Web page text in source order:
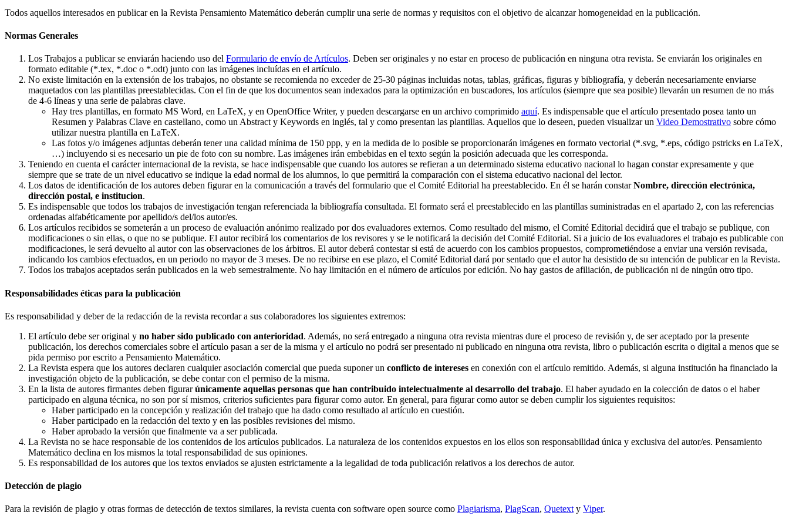
Todos aquellos interesados en publicar en la Revista Pensamiento Matemático deberán cumplir una serie de normas y requisitos con el objetivo de alcanzar homogeneidad en la publicación.
Normas Generales
Los Trabajos a publicar se enviarán haciendo uso del Formulario de envío de Artículos. Deben ser originales y no estar en proceso de publicación en ninguna otra revista. Se enviarán los originales en
formato editable (*.tex, *.doc o *.odt) junto con las imágenes incluídas en el artículo.
No existe limitación en la extensión de los trabajos, no obstante se recomienda no exceder de 25-30 páginas incluidas notas, tablas, gráficas, figuras y bibliografía, y deberán necesariamente enviarse
maquetados con las plantillas preestablecidas. Con el fin de que los documentos sean indexados para la optimización en buscadores, los artículos (siempre que sea posible) llevarán un resumen de no más
de 4-6 líneas y una serie de palabras clave.
Hay tres plantillas, en formato MS Word, en LaTeX, y en OpenOffice Writer, y pueden descargarse en un archivo comprimido aquí. Es indispensable que el artículo presentado posea tanto un
Resumen y Palabras Clave en castellano, como un Abstract y Keywords en inglés, tal y como presentan las plantillas. Aquellos que lo deseen, pueden visualizar un Video Demostrativo sobre cómo
utilizar nuestra plantilla en LaTeX.
Las fotos y/o imágenes adjuntas deberán tener una calidad mínima de 150 ppp, y en la medida de lo posible se proporcionarán imágenes en formato vectorial (*.svg, *.eps, código pstricks en LaTeX,
…) incluyendo si es necesario un pie de foto con su nombre. Las imágenes irán embebidas en el texto según la posición adecuada que les corresponda.
Teniendo en cuenta el carácter internacional de la revista, se hace indispensable que cuando los autores se refieran a un determinado sistema educativo nacional lo hagan constar expresamente y que
siempre que se trate de un nivel educativo se indique la edad normal de los alumnos, lo que permitirá la comparación con el sistema educativo nacional del lector.
Los datos de identificación de los autores deben figurar en la comunicación a través del formulario que el Comité Editorial ha preestablecido. En él se harán constarNombre, dirección electrónica,
dirección postal, e institucion.
Es indispensable que todos los trabajos de investigación tengan referenciada la bibliografía consultada. El formato será el preestablecido en las plantillas suministradas en el apartado 2, con las referencias
ordenadas alfabéticamente por apellido/s del/los autor/es.
Los artículos recibidos se someterán a un proceso de evaluación anónimo realizado por dos evaluadores externos. Como resultado del mismo, el Comité Editorial decidirá que el trabajo se publique, con
modificaciones o sin ellas, o que no se publique. El autor recibirá los comentarios de los revisores y se le notificará la decisión del Comité Editorial. Si a juicio de los evaluadores el trabajo es publicable con
modificaciones, le será devuelto al autor con las observaciones de los árbitros. El autor deberá contestar si está de acuerdo con los cambios propuestos, comprometiéndose a enviar una versión revisada,
indicando los cambios efectuados, en un periodo no mayor de 3 meses. De no recibirse en ese plazo, el Comité Editorial dará por sentado que el autor ha desistido de su intención de publicar en la Revista.
Todos los trabajos aceptados serán publicados en la web semestralmente. No hay limitación en el número de artículos por edición. No hay gastos de afiliación, de publicación ni de ningún otro tipo.
Responsabilidades éticas para la publicación
Es responsabilidad y deber de la redacción de la revista recordar a sus colaboradores los siguientes extremos:
El artículo debe ser original y no haber sido publicado con anterioridad. Además, no será entregado a ninguna otra revista mientras dure el proceso de revisión y, de ser aceptado por la presente
publicación, los derechos comerciales sobre el artículo pasan a ser de la misma y el artículo no podrá ser presentado ni publicado en ninguna otra revista, libro o publicación escrita o digital a menos que se
pida permiso por escrito a Pensamiento Matemático.
La Revista espera que los autores declaren cualquier asociación comercial que pueda suponer un conflicto de intereses en conexión con el artículo remitido. Además, si alguna institución ha financiado la
investigación objeto de la publicación, se debe contar con el permiso de la misma.
En la lista de autores firmantes deben figurarúnicamente aquellas personas que han contribuido intelectualmente al desarrollo del trabajo. El haber ayudado en la colección de datos o el haber
participado en alguna técnica, no son por sí mismos, criterios suficientes para figurar como autor. En general, para figurar como autor se deben cumplir los siguientes requisitos:
Haber participado en la concepción y realización del trabajo que ha dado como resultado al artículo en cuestión.
Haber participado en la redacción del texto y en las posibles revisiones del mismo.
Haber aprobado la versión que finalmente va a ser publicada.
La Revista no se hace responsable de los contenidos de los artículos publicados. La naturaleza de los contenidos expuestos en los ellos son responsabilidad única y exclusiva del autor/es. Pensamiento
Matemático declina en los mismos la total responsabilidad de sus opiniones.
Es responsabilidad de los autores que los textos enviados se ajusten estrictamente a la legalidad de toda publicación relativos a los derechos de autor.
Detección de plagio
Para la revisión de plagio y otras formas de detección de textos similares, la revista cuenta con software open source como Plagiarisma, PlagScan, Quetexty Viper.